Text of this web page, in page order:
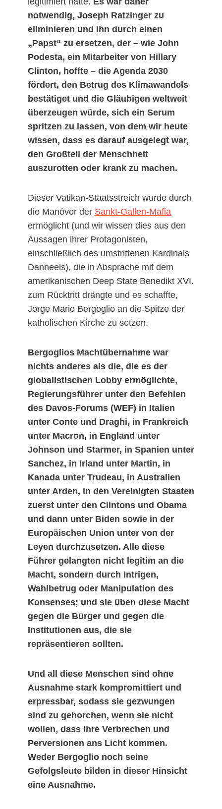
notwendig, Joseph Ratzinger zu
eliminieren und ihn durch einen
„Papst“ zu ersetzen, der – wie John
Podesta, ein Mitarbeiter von Hillary
Clinton, hoffte – die Agenda 2030
fördert, den Betrug des Klimawandels
bestätiget und die Gläubigen weltweit
überzeugen würde, sich ein Serum
spritzen zu lassen, von dem wir heute
wissen, dass es darauf ausgelegt war,
den Großteil der Menschheit
auszurotten oder krank zu machen.
Dieser Vatikan-Staatsstreich wurde durch
die Manöver der Sankt-Gallen-Mafia
ermöglicht (und wir wissen dies aus den
Aussagen ihrer Protagonisten,
einschließlich des umstrittenen Kardinals
Danneels), die in Absprache mit dem
amerikanischen Deep State Benedikt XVI.
zum Rücktritt drängte und es schaffte,
Jorge Mario Bergoglio an die Spitze der
katholischen Kirche zu setzen.
Bergoglios Machtübernahme war
nichts anderes als die, die es der
globalistischen Lobby ermöglichte,
Regierungsführer unter den Befehlen
des Davos-Forums (WEF) in Italien
unter Conte und Draghi, in Frankreich
unter Macron, in England unter
Johnson und Starmer, in Spanien unter
Sanchez, in Irland unter Martin, in
Kanada unter Trudeau, in Australien
unter Arden, in den Vereinigten Staaten
zuerst unter den Clintons und Obama
und dann unter Biden sowie in der
Europäischen Union unter von der
Leyen durchzusetzen. Alle diese
Führer gelangten nicht legitim an die
Macht, sondern durch Intrigen,
Wahlbetrug oder Manipulation des
Konsenses; und sie üben diese Macht
gegen die Bürger und gegen die
Institutionen aus, die sie
repräsentieren sollten.
Und all diese Menschen sind ohne
Ausnahme stark kompromittiert und
erpressbar, sodass sie gezwungen
sind zu gehorchen, wenn sie nicht
wollen, dass ihre Verbrechen und
Perversionen ans Licht kommen.
Weder Bergoglio noch seine
Gefolgsleute bilden in dieser Hinsicht
eine Ausnahme.